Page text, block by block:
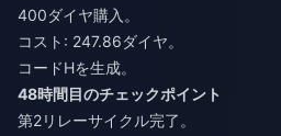
400ダイヤ購入。
コスト: 247.86ダイヤ。
コードHを生成。
48時間目のチェックポイント
第2リレーサイクル完了。